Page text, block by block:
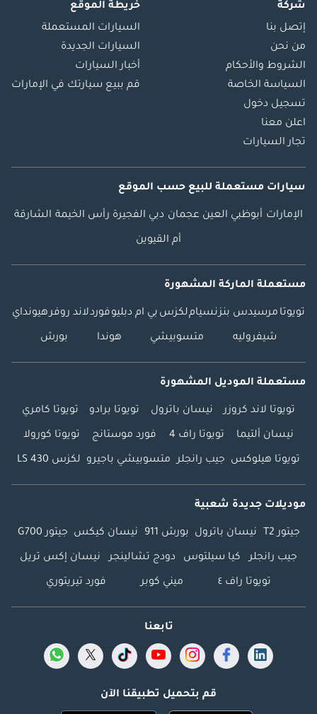
شركة
إتصل بنا
من نحن
الشروط والأحكام
السياسة الخاصة
تسجيل دخول
اعلن معنا
تجار السيارات
خريطة الموقع
السيارات المستعملة
السيارات الجديدة
أخبار السيارات
قم ببيع سيارتك في الإمارات
سيارات مستعملة للبيع حسب الموقع
الإمارات أبوظبي العين عجمان دبي الفجيرة رأس الخيمة الشارقة
أم القيوين
مستعملة الماركة المشهورة
تويوتا مرسيدس بنزنسياملكزس بي ام دبليوفوردلاند روفرهيونداي
شيفروليه متسوبيشي هوندا بورش
مستعملة الموديل المشهورة
تويوتا لاند كروزر نيسان باترول تويوتا برادو تويوتا كامري
نيسان ألتيما تويوتا راف 4 فورد موستانج تويوتا كورولا
تويوتا هيلوكس جيب رانجلر متسوبيشي باجيرو لكزس LS 430
موديلات جديدة شعبية
جيتور T2 نيسان باترول بورش 911 نيسان كيكس جيتور G700
جيب رانجلر كيا سيلتوس دودج تشالينجر نيسان إكس تريل
تويوتا راف ٤ ميني كوبر فورد تيريتوري
تابعنا
قم بتحميل تطبيقنا الآن